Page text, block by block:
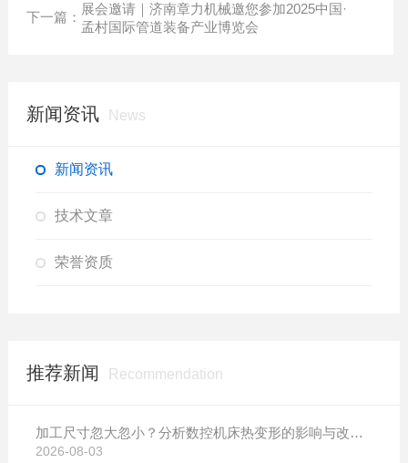
下一篇：
展会邀请｜济南章力机械邀您参加2025中国·
孟村国际管道装备产业博览会
新闻资讯 News
新闻资讯
技术文章
荣誉资质
推荐新闻 Recommendation
加工尺寸忽大忽小？分析数控机床热变形的影响与改善方案
2026-08-03